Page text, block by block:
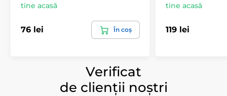
tine acasă
76 lei În coș
tine acasă
119 lei
Verificat
de clienții noștri